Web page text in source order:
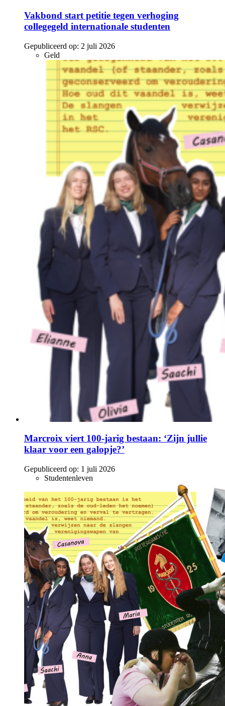
Vakbond start petitie tegen verhoging
collegegeld internationale studenten
Gepubliceerd op: 2 juli 2026
Geld
Marcroix viert 100-jarig bestaan: ‘Zijn jullie
klaar voor een galopje?’
Gepubliceerd op: 1 juli 2026
Studentenleven